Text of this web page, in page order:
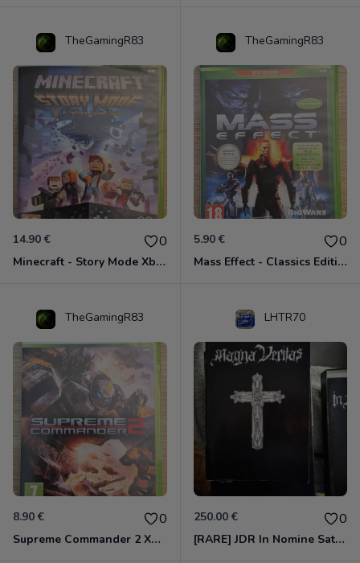
TheGamingR83
14.90 € 0
Minecraft - Story Mode Xbox 360
TheGamingR83
5.90 € 0
Mass Effect - Classics Edition Xbox 360
TheGamingR83
8.90 € 0
Supreme Commander 2 Xbox 360
LHTR70
250.00 € 0
[RARE] JDR In Nomine Satanis / Magna Veritas – 1ère Édition BOÎTE (DOS BLANC, 1989) - CROC / Siroz